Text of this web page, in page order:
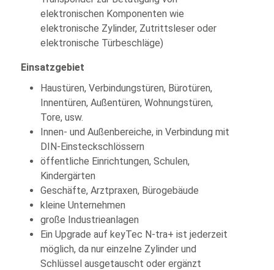
elektronischen Komponenten wie
elektronische Zylinder, Zutrittsleser oder
elektronische Türbeschläge)
Einsatzgebiet
Haustüren, Verbindungstüren, Bürotüren,
Innentüren, Außentüren, Wohnungstüren,
Tore, usw.
Innen- und Außenbereiche, in Verbindung mit
DIN-Einsteckschlössern
öffentliche Einrichtungen, Schulen,
Kindergärten
Geschäfte, Arztpraxen, Bürogebäude
kleine Unternehmen
große Industrieanlagen
Ein Upgrade auf keyTec N-tra+ ist jederzeit
möglich, da nur einzelne Zylinder und
Schlüssel ausgetauscht oder ergänzt